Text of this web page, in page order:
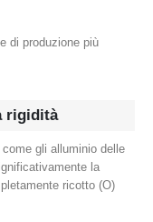
di produzione più
rigidità
gli alluminio delle
la
ricotto (O)